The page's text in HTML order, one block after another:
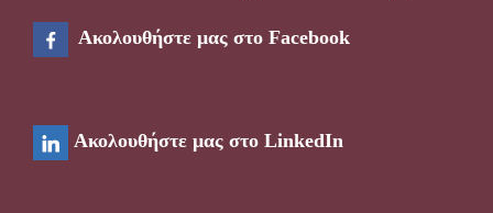
Ακολουθήστε μας στο Facebook
Ακολουθήστε μας στο LinkedIn